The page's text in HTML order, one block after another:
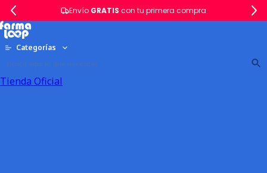
Envío GRATIS con tu primera compra
Categorías
Tienda Oficial